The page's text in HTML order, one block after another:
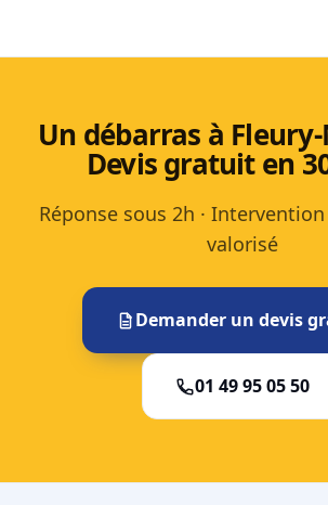
Un débarras à
Devis gratuit en
Réponse sous 2h · Intervention
valorisé
Demander un devis
01 49 95 05 50